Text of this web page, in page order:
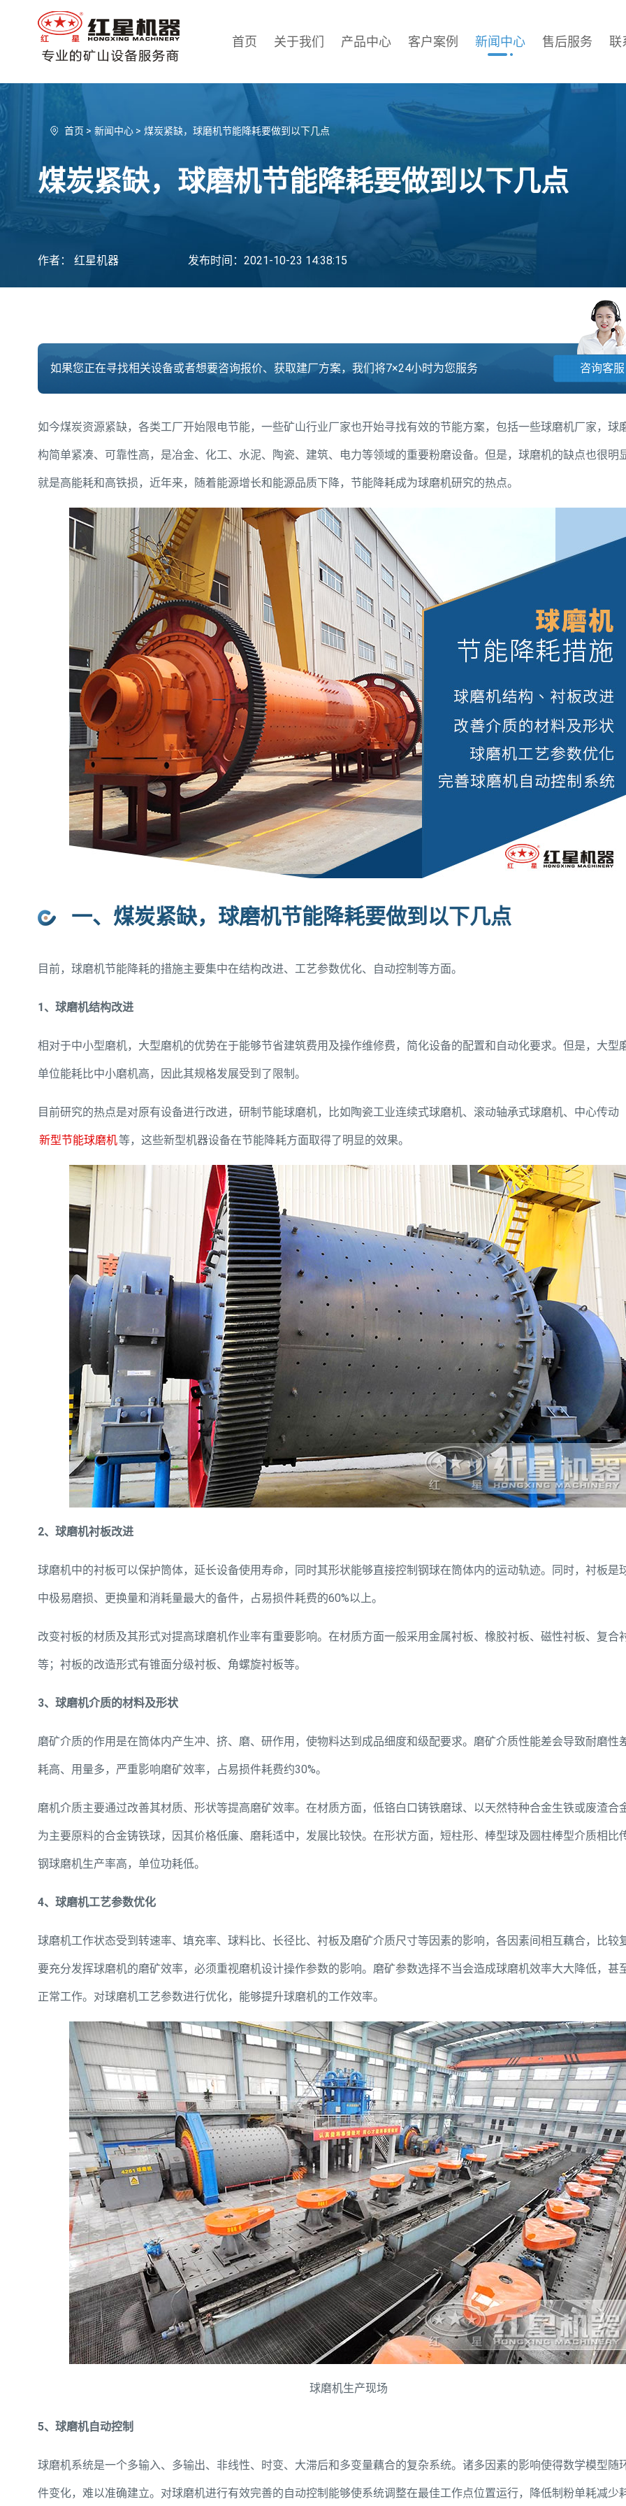
首页 关于我们 产品中心 客户案例 新闻中心 售后服务 联
首页> 新闻中心 > 煤炭紧缺，球磨机节能降耗要做到以下几点
煤炭紧缺，球磨机节能降耗要做到以下几点
作者： 红星机器 发布时间：2021-10-23 14:38:15
如果您正在寻找相关设备或者想要咨询报价、获取建厂方案，我们将7×24小时为您服务 咨询客服
如今煤炭资源紧缺，各类工厂开始限电节能，一些矿山行业厂家也开始寻找有效的节能方案，包括一些球磨机厂家，球
构简单紧凑、可靠性高，是冶金、化工、水泥、陶瓷、建筑、电力等领域的重要粉磨设备。但是，球磨机的缺点也很明
就是高能耗和高铁损，近年来，随着能源增长和能源品质下降，节能降耗成为球磨机研究的热点。
一、煤炭紧缺，球磨机节能降耗要做到以下几点
目前，球磨机节能降耗的措施主要集中在结构改进、工艺参数优化、自动控制等方面。
1、球磨机结构改进
相对于中小型磨机，大型磨机的优势在于能够节省建筑费用及操作维修费，简化设备的配置和自动化要求。但是，大型
单位能耗比中小磨机高，因此其规格发展受到了限制。
目前研究的热点是对原有设备进行改进，研制节能球磨机，比如陶瓷工业连续式球磨机、滚动轴承式球磨机、中心传动
新型节能球磨机等，这些新型机器设备在节能降耗方面取得了明显的效果。
2、球磨机衬板改进
球磨机中的衬板可以保护筒体，延长设备使用寿命，同时其形状能够直接控制钢球在筒体内的运动轨迹。同时，衬板是
中极易磨损、更换量和消耗量最大的备件，占易损件耗费的60%以上。
改变衬板的材质及其形式对提高球磨机作业率有重要影响。在材质方面一般采用金属衬板、橡胶衬板、磁性衬板、复合
等；衬板的改造形式有锥面分级衬板、角螺旋衬板等。
3、球磨机介质的材料及形状
磨矿介质的作用是在筒体内产生冲、挤、磨、研作用，使物料达到成品细度和级配要求。磨矿介质性能差会导致耐磨性
耗高、用量多，严重影响磨矿效率，占易损件耗费约30%。
磨机介质主要通过改善其材质、形状等提高磨矿效率。在材质方面，低铬白口铸铁磨球、以天然特种合金生铁或废渣合
为主要原料的合金铸铁球，因其价格低廉、磨耗适中，发展比较快。在形状方面，短柱形、棒型球及圆柱棒型介质相比
钢球磨机生产率高，单位功耗低。
4、球磨机工艺参数优化
球磨机工作状态受到转速率、填充率、球料比、长径比、衬板及磨矿介质尺寸等因素的影响，各因素间相互藕合，比较
要充分发挥球磨机的磨矿效率，必须重视磨机设计操作参数的影响。磨矿参数选择不当会造成球磨机效率大大降低，甚
正常工作。对球磨机工艺参数进行优化，能够提升球磨机的工作效率。
球磨机生产现场
5、球磨机自动控制
球磨机系统是一个多输入、多输出、非线性、时变、大滞后和多变量藕合的复杂系统。诸多因素的影响使得数学模型随
件变化，难以准确建立。对球磨机进行有效完善的自动控制能够使系统调整在最佳工作点位置运行，降低制粉单耗减少